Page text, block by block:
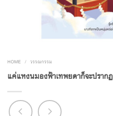
HOME / วรรณกรรม
แค่แหงนมองฟ้าเทพยดาก็จะปรากฏ